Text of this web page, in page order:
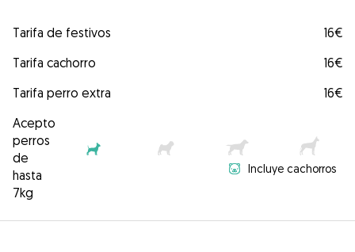
Tarifa de festivos
16€
Tarifa cachorro
16€
Tarifa perro extra
16€
Acepto
perros
de
hasta
7kg
Incluye cachorros